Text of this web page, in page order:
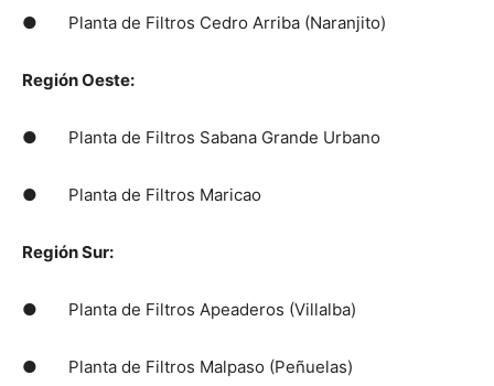
● Planta de Filtros Cedro Arriba (Naranjito)
Región Oeste:
● Planta de Filtros Sabana Grande Urbano
● Planta de Filtros Maricao
Región Sur:
● Planta de Filtros Apeaderos (Villalba)
● Planta de Filtros Malpaso (Peñuelas)